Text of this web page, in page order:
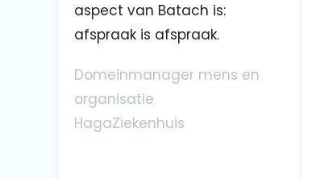
aspect van Batach is:
afspraak is afspraak.
Domeinmanager mens en
organisatie
HagaZiekenhuis